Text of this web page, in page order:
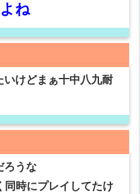
ね
けどまぁ十中八九耐
ろうな
同時にプレイしてたけ